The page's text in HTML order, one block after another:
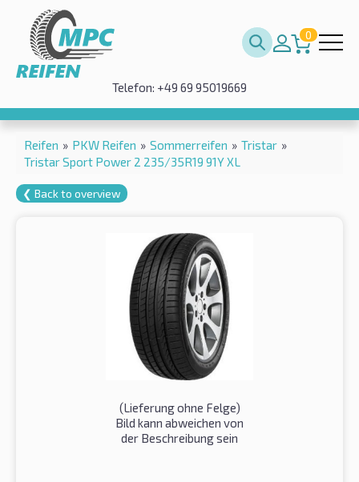
0
Telefon: +49 69 95019669
Reifen » PKW Reifen » Sommerreifen » Tristar »
Tristar Sport Power 2 235/35R19 91Y XL
❮ Back to overview
(Lieferung ohne Felge)
Bild kann abweichen von
der Beschreibung sein